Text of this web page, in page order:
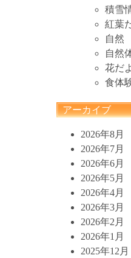
積雪
紅葉
自然
自然
花だ
食体
アーカイブ
2026年8月
2026年7月
2026年6月
2026年5月
2026年4月
2026年3月
2026年2月
2026年1月
2025年12月